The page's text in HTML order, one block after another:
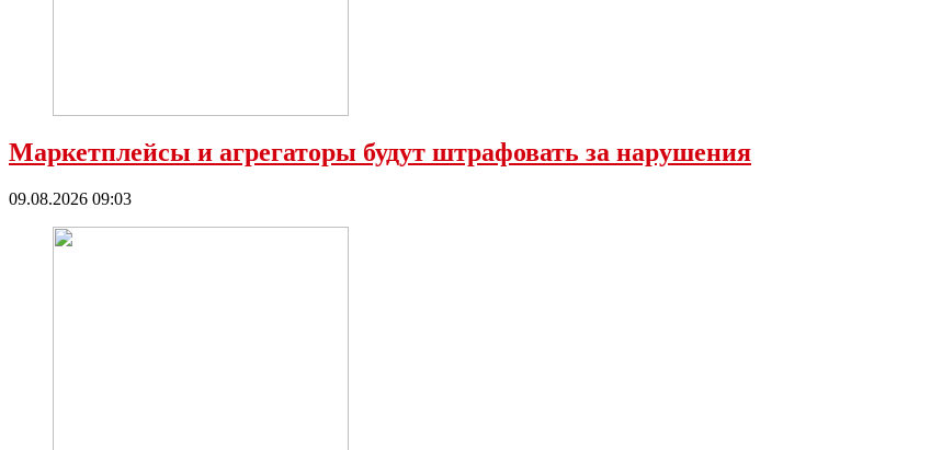
Маркетплейсы и агрегаторы будут штрафовать за нарушения
09.08.2026 09:03